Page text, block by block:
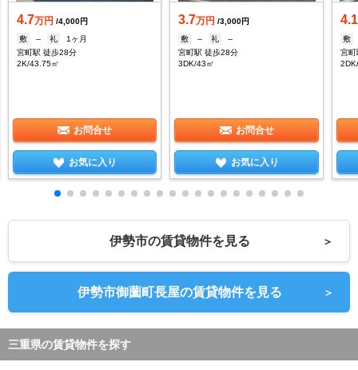
4.7万円 /4,000円
敷
-- 礼
1ヶ月
宮町駅 徒歩28分
2K/43.75㎡
お問合せ
お気に入り
3.7万円 /3,000円
敷
-- 礼
--
宮町駅 徒歩28分
3DK/43㎡
お問合せ
お気に入り
4.1
敷
宮
伊勢市の賃貸物件を見る ＞
伊勢市御薗町長屋の賃貸物件を見る ＞
三重県の賃貸物件を探す